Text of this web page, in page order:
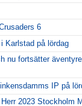
6
Karlstad på lördag
nu fortsätter
IP på
2023 Stockholm